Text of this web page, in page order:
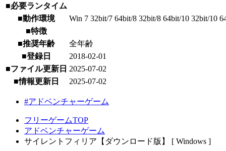
■必要ランタイム
■動作環境
Win 7 32bit/7 64bit/8 32bit/8 64bit/10 32bit/10
■特徴
■推奨年齢
全年齢
■登録日
2018-02-01
■ファイル更新日 2025-07-02
■情報更新日
2025-07-02
#アドベンチャーゲーム
フリーゲームTOP
アドベンチャーゲーム
サイレントフィリア【ダウンロード版】 [ Windows ]